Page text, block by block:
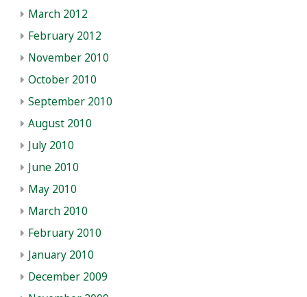
March 2012
February 2012
November 2010
October 2010
September 2010
August 2010
July 2010
June 2010
May 2010
March 2010
February 2010
January 2010
December 2009